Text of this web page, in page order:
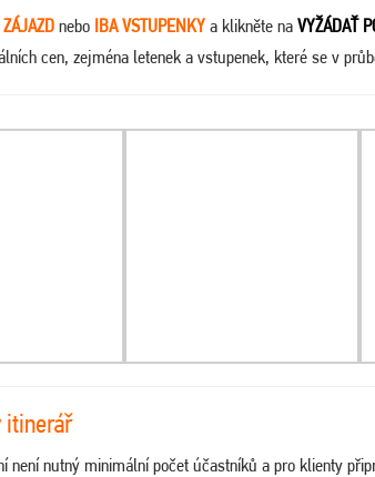
ZÁJAZD nebo IBA VSTUPENKY a klikněte na VYŽÁDAŤ
cen, zejména letenek a vstupenek, které se v
itinerář
není nutný minimální počet účastníků a pro klienty